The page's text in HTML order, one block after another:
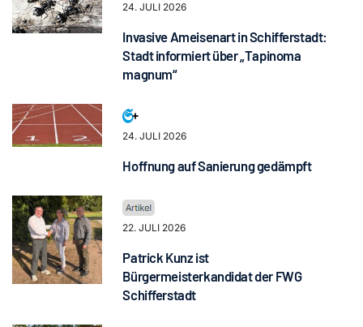
24. JULI 2026
Invasive Ameisenart in Schifferstadt:
Stadt informiert über „Tapinoma
magnum“
24. JULI 2026
Hoffnung auf Sanierung gedämpft
22. JULI 2026
Patrick Kunz ist
Bürgermeisterkandidat der FWG
Schifferstadt